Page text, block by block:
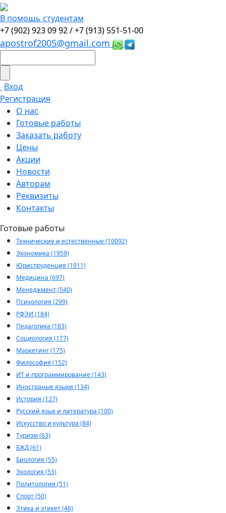
В помощь студентам
+7 (902) 923 09 92 /+7 (913) 551-51-00
apostrof2005@gmail.com
Вход
Регистрация
О нас
Готовые работы
Заказать работу
Цены
Акции
Новости
Авторам
Реквизиты
Контакты
Готовые работы
Технические и естественные (10092)
Экономика (1959)
Юриспруденция (1911)
Медицина (697)
Менеджмент (540)
Психология (299)
РФЭИ (184)
Педагогика (183)
Социология (177)
Маркетинг (175)
Философия (152)
ИТ и программирование (143)
Иностраные языки (134)
История (127)
Русский язык и литература (100)
Искусство и культура (84)
Туризм (63)
БЖД (61)
Биология (55)
Экология (53)
Политология (51)
Спорт (50)
Этика и этикет (46)